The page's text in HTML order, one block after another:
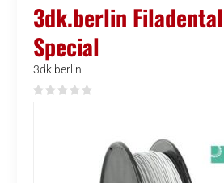
3dk.berlin
Special
3dk.berlin